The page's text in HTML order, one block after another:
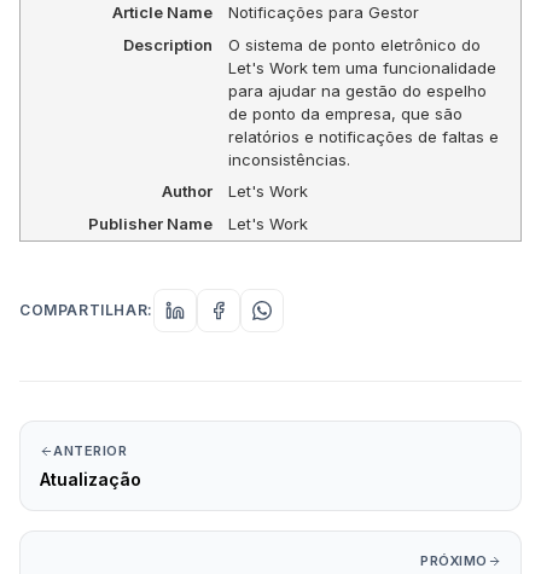
Article Name
Notificações para Gestor
Description
O sistema de ponto eletrônico do
Let's Work tem uma funcionalidade
para ajudar na gestão do espelho
de ponto da empresa, que são
relatórios e notificações de faltas e
inconsistências.
Author
Let's Work
Publisher Name
Let's Work
COMPARTILHAR:
ANTERIOR
Atualização
PRÓXIMO